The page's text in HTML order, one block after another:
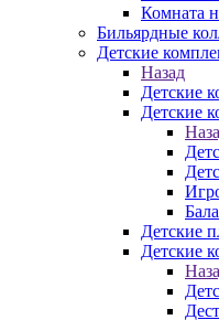
Комната
Бильярдные
Детские
Назад
Детские
Детские
Детские
Детские